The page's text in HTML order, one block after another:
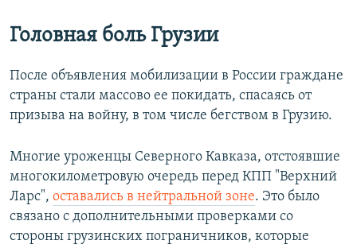
Головная боль Грузии
После объявления мобилизации в России граждане
страны стали массово ее покидать, спасаясь от
призыва на войну, в том числе бегством в Грузию.
Многие уроженцы Северного Кавказа, отстоявшие
многокилометровую очередь перед КПП "Верхний
Ларс", оставались в нейтральной зоне. Это было
связано с дополнительными проверками со
стороны грузинских пограничников, которые